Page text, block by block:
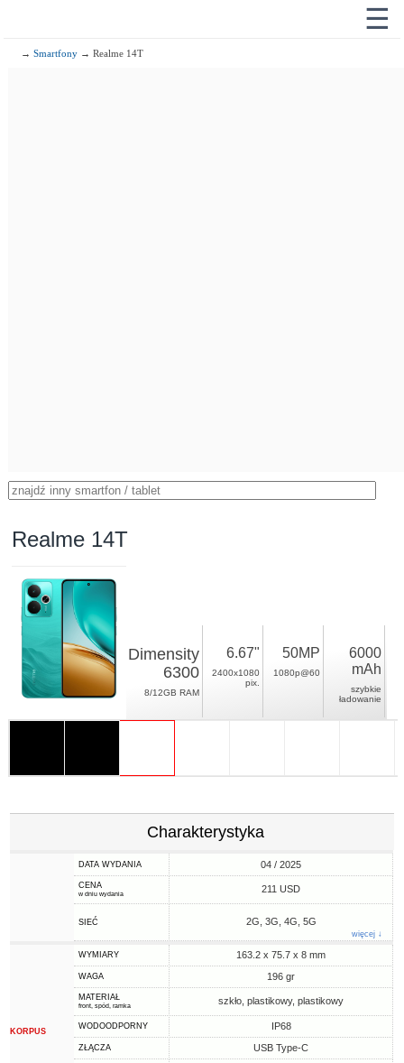
☰
→Smartfony → Realme 14T
Realme 14T
Dimensity
6300
8/12GB RAM
6.67"
2400x1080
pix.
50MP
1080p@60
6000
mAh
szybkie
ładowanie
Charakterystyka
DATA WYDANIA 04 / 2025
CENA
w dniu wydania 211 USD
SIEĆ 2G, 3G, 4G, 5G
więcej ↓
KORPUS
WYMIARY 163.2 x 75.7 x 8 mm
WAGA 196 gr
MATERIAŁ
front, spód, ramka szkło, plastikowy, plastikowy
WODOODPORNY IP68
ZŁĄCZA USB Type-C